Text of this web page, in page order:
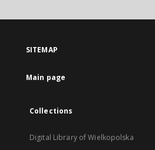
SITEMAP
Main page
Collections
Digital Library of Wielkopolska